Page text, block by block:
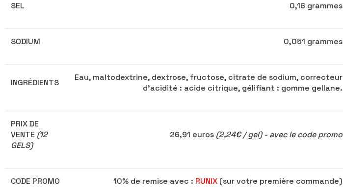
SEL 0,16 grammes
SODIUM 0,051 grammes
INGRÉDIENTS
Eau, maltodextrine, dextrose, fructose, citrate de sodium, correcteur
d'acidité : acide citrique, gélifiant : gomme gellane.
PRIX DE
VENTE (12
GELS)
26,91 euros (2,24€ / gel) - avec le code promo
CODE PROMO 10% de remise avec : RUNIX (sur votre première commande)